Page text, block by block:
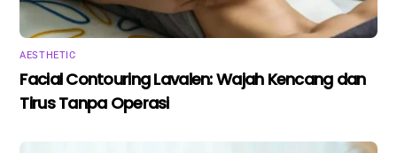
AESTHETIC
Facial Contouring Lavalen: Wajah Kencang dan
Tirus Tanpa Operasi